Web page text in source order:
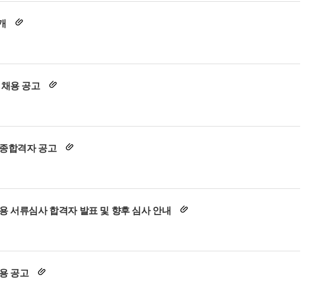
용 공고
합격자 공고
서류심사 합격자 발표 및 향후 심사 안내
공고